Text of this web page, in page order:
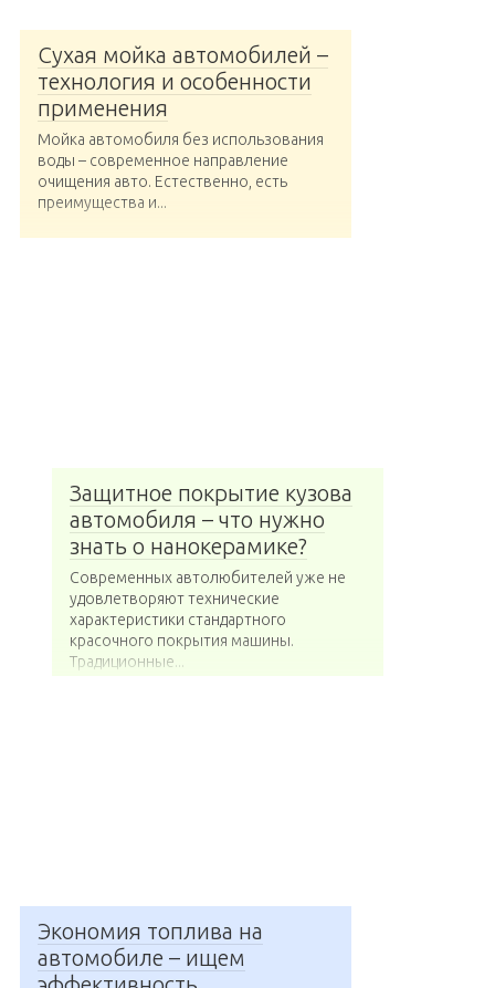
Сухая мойка автомобилей –
технология и особенности
применения
Мойка автомобиля без использования
воды – современное направление
очищения авто. Естественно, есть
преимущества и...
Защитное покрытие кузова
автомобиля – что нужно
знать о нанокерамике?
Современных автолюбителей уже не
удовлетворяют технические
характеристики стандартного
красочного покрытия машины.
Традиционные...
Экономия топлива на
автомобиле – ищем